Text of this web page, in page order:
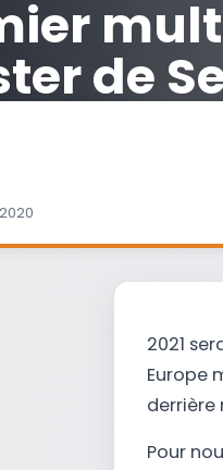
de
2021
Europe
derrière
Pour